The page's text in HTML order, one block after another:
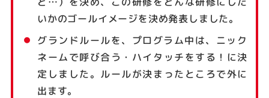
いかのゴールイメージを決め発表しました。
グランドルールを、プログラム中は、ニック
ネームで呼び合う・ハイタッチをする！に決
定しました。ルールが決まったところで外に
出ます。